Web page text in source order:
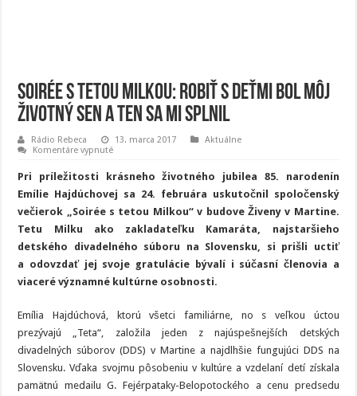
Soirée s tetou Milkou: Robiť s deťmi bol môj
životný sen a ten sa mi splnil
Rádio Rebeca 13. marca 2017
Aktuálne
Komentáre vypnuténa
tetou
Milkou:
Robiť
s
bol
môj
životný
sen
ten
splnil
Pri príležitosti krásneho životného jubilea 85. narodenín
Emílie Hajdúchovej sa 24. februára uskutočnil spoločenský
večierok „Soirée s tetou Milkou“ v budove Živeny v Martine.
Tetu Milku ako zakladateľku Kamaráta, najstaršieho
detského divadelného súboru na Slovensku, si prišli uctiť
a odovzdať jej svoje gratulácie bývalí i súčasní členovia a
viaceré významné kultúrne osobnosti.
Emília Hajdúchová, ktorú všetci familiárne, no s veľkou úctou
prezývajú „Teta“, založila jeden z najúspešnejších detských
divadelných súborov (DDS) v Martine a najdlhšie fungujúci DDS na
Slovensku. Vďaka svojmu pôsobeniu v kultúre a vzdelaní detí získala
pamätnú medailu G. Fejérpataky-Belopotockého a cenu predsedu